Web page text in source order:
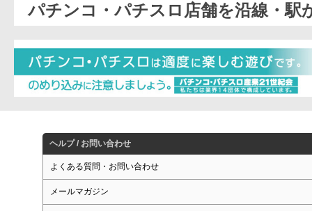
パチンコ・パチスロ店舗を沿線・駅
ヘルプ / お問い合わせ
よくある質問・お問い合わせ
メールマガジン